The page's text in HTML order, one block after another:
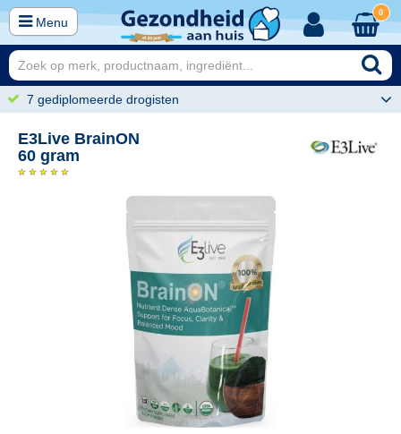
Menu
0
7 gediplomeerde drogisten
E3Live BrainON
60 gram